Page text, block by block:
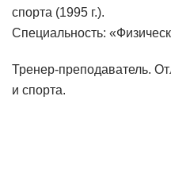
спорта (1995 г.).
Специальность:
Тренер-преподаватель.
и спорта.